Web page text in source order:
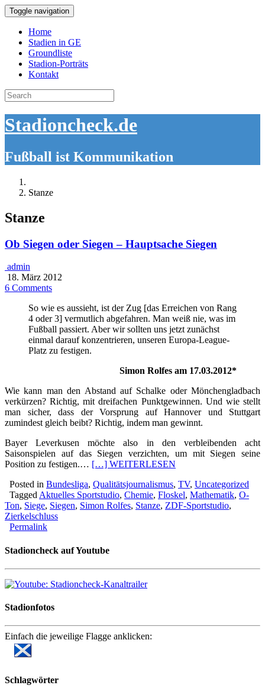
Toggle navigation
Home
Stadien in GE
Groundliste
Stadion-Porträts
Kontakt
Search
for:
Stadioncheck.de
Fußball ist Kommunikation
Stanze
Stanze
Ob Siegen oder Siegen – Hauptsache Siegen
admin
18. März 2012
6 Comments
So wie es aussieht, ist der Zug [das Erreichen von Rang
4 oder 3] vermutlich abgefahren. Man weiß nie, was im
Fußball passiert. Aber wir sollten uns jetzt zunächst
einmal darauf konzentrieren, unseren Europa-League-
Platz zu festigen.
Simon Rolfes am 17.03.2012*
Wie kann man den Abstand auf Schalke oder Mönchengladbach
verkürzen? Richtig, mit dreifachen Punktgewinnen. Und wie stellt
man sicher, dass der Vorsprung auf Hannover und Stuttgart
zumindest gleich beibt? Richtig, indem man gewinnt.
Bayer Leverkusen möchte also in den verbleibenden acht
Saisonspielen auf das Siegen verzichten, um mit Siegen seine
Position zu festigen.… […] WEITERLESEN
Posted in Bundesliga, Qualitätsjournalismus, TV, Uncategorized
Tagged Aktuelles Sportstudio, Chemie, Floskel, Mathematik, O-
Ton, Siege, Siegen, Simon Rolfes, Stanze, ZDF-Sportstudio,
Zierkelschluss
Permalink
Stadioncheck auf Youtube
Stadionfotos
Einfach die jeweilige Flagge anklicken:
Schlagwörter